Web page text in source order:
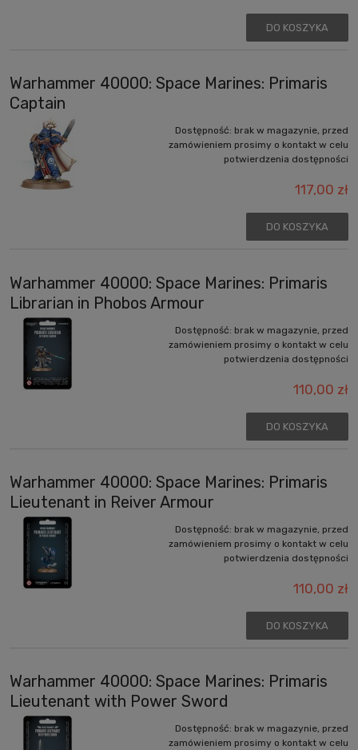
DO KOSZYKA
Warhammer 40000: Space Marines: Primaris
Captain
Dostępność: brak w magazynie, przed
zamówieniem prosimy o kontakt w celu
potwierdzenia dostępności
117,00 zł
DO KOSZYKA
Warhammer 40000: Space Marines: Primaris
Librarian in Phobos Armour
Dostępność: brak w magazynie, przed
zamówieniem prosimy o kontakt w celu
potwierdzenia dostępności
110,00 zł
DO KOSZYKA
Warhammer 40000: Space Marines: Primaris
Lieutenant in Reiver Armour
Dostępność: brak w magazynie, przed
zamówieniem prosimy o kontakt w celu
potwierdzenia dostępności
110,00 zł
DO KOSZYKA
Warhammer 40000: Space Marines: Primaris
Lieutenant with Power Sword
Dostępność: brak w magazynie, przed
zamówieniem prosimy o kontakt w celu